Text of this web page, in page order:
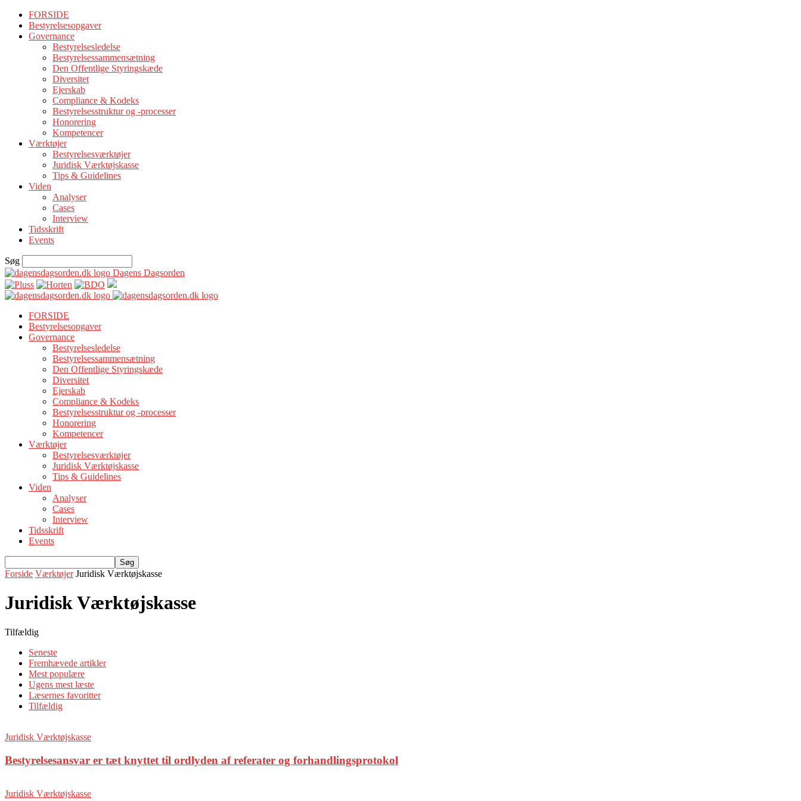
FORSIDE
Bestyrelsesopgaver
Governance
Bestyrelsesledelse
Bestyrelsessammensætning
Den Offentlige Styringskæde
Diversitet
Ejerskab
Compliance & Kodeks
Bestyrelsesstruktur og -processer
Honorering
Kompetencer
Værktøjer
Bestyrelsesværktøjer
Juridisk Værktøjskasse
Tips & Guidelines
Viden
Analyser
Cases
Interview
Tidsskrift
Events
Søg
Dagens Dagsorden
FORSIDE
Bestyrelsesopgaver
Governance
Bestyrelsesledelse
Bestyrelsessammensætning
Den Offentlige Styringskæde
Diversitet
Ejerskab
Compliance & Kodeks
Bestyrelsesstruktur og -processer
Honorering
Kompetencer
Værktøjer
Bestyrelsesværktøjer
Juridisk Værktøjskasse
Tips & Guidelines
Viden
Analyser
Cases
Interview
Tidsskrift
Events
Forside Værktøjer Juridisk Værktøjskasse
Juridisk Værktøjskasse
Tilfældig
Seneste
Fremhævede artikler
Mest populære
Ugens mest læste
Læsernes favoritter
Tilfældig
Juridisk Værktøjskasse
Bestyrelsesansvar er tæt knyttet til ordlyden af referater og forhandlingsprotokol
Juridisk Værktøjskasse